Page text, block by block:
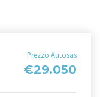
Prezzo Autosas
€29.050